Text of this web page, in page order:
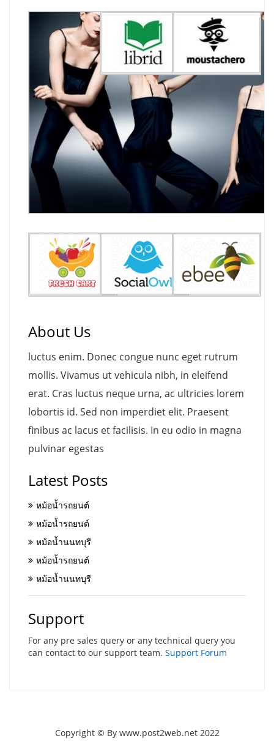
About Us
luctus enim. Donec congue nunc eget rutrum
mollis. Vivamus ut vehicula nibh, in eleifend
erat. Cras luctus neque urna, ac ultricies lorem
lobortis id. Sed non imperdiet elit. Praesent
finibus ac lacus et facilisis. In eu odio in magna
pulvinar egestas
Latest Posts
หม้อน้ำรถยนต์
หม้อน้ำรถยนต์
หม้อน้ำนนทบุรี
หม้อน้ำรถยนต์
หม้อน้ำนนทบุรี
Support
For any pre sales query or any technical query you
can contact to our support team. Support Forum
Copyright © By www.post2web.net 2022